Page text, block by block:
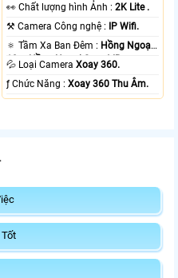
️👀 Chất lượng hình Ảnh :2K Lite .
⚒ Camera Công nghệ : IP Wifi.
🔅 Tầm Xa Ban Đêm : Hồng Ngoại
10m Hồng Ngoại Smart IR.
💦 Loại CameraXoay 360.
️ƒ Chức Năng :Xoay 360 Thu Âm.